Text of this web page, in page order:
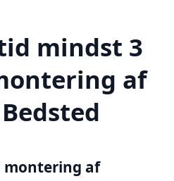
mindst 3
af
montering af